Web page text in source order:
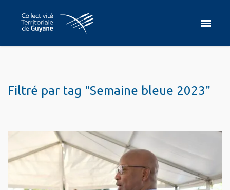
Filtré par tag "Semaine bleue 2023"